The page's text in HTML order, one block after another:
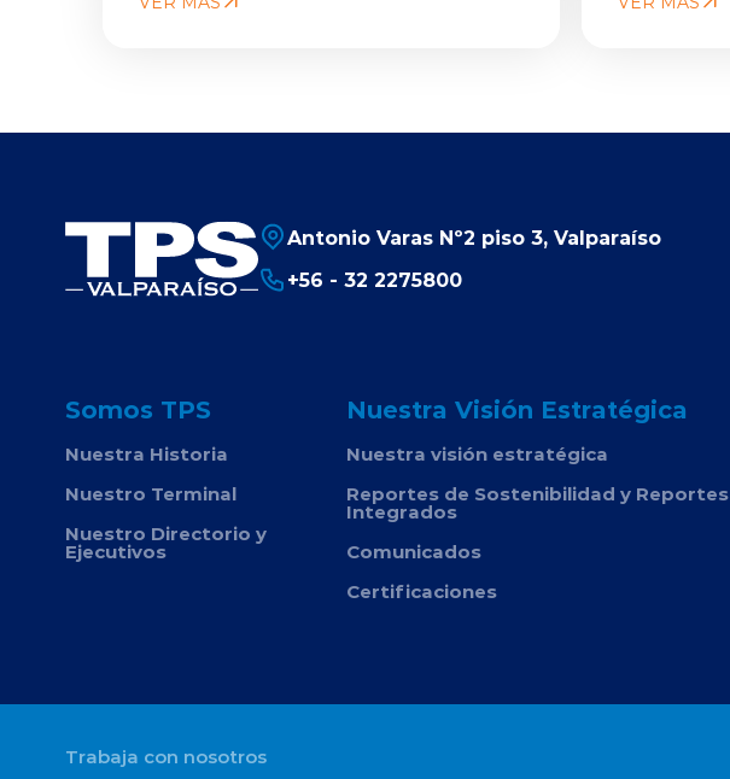
Antonio Varas Nº2 piso 3, Valparaíso
+56 - 32 2275800
Somos TPS
Nuestra Historia
Nuestro Terminal
Nuestro Directorio y
Ejecutivos
Nuestra Visión Estratégica
Nuestra visión estratégica
Reportes de Sostenibilidad y Reportes
Integrados
Comunicados
Certificaciones
Trabaja con nosotros